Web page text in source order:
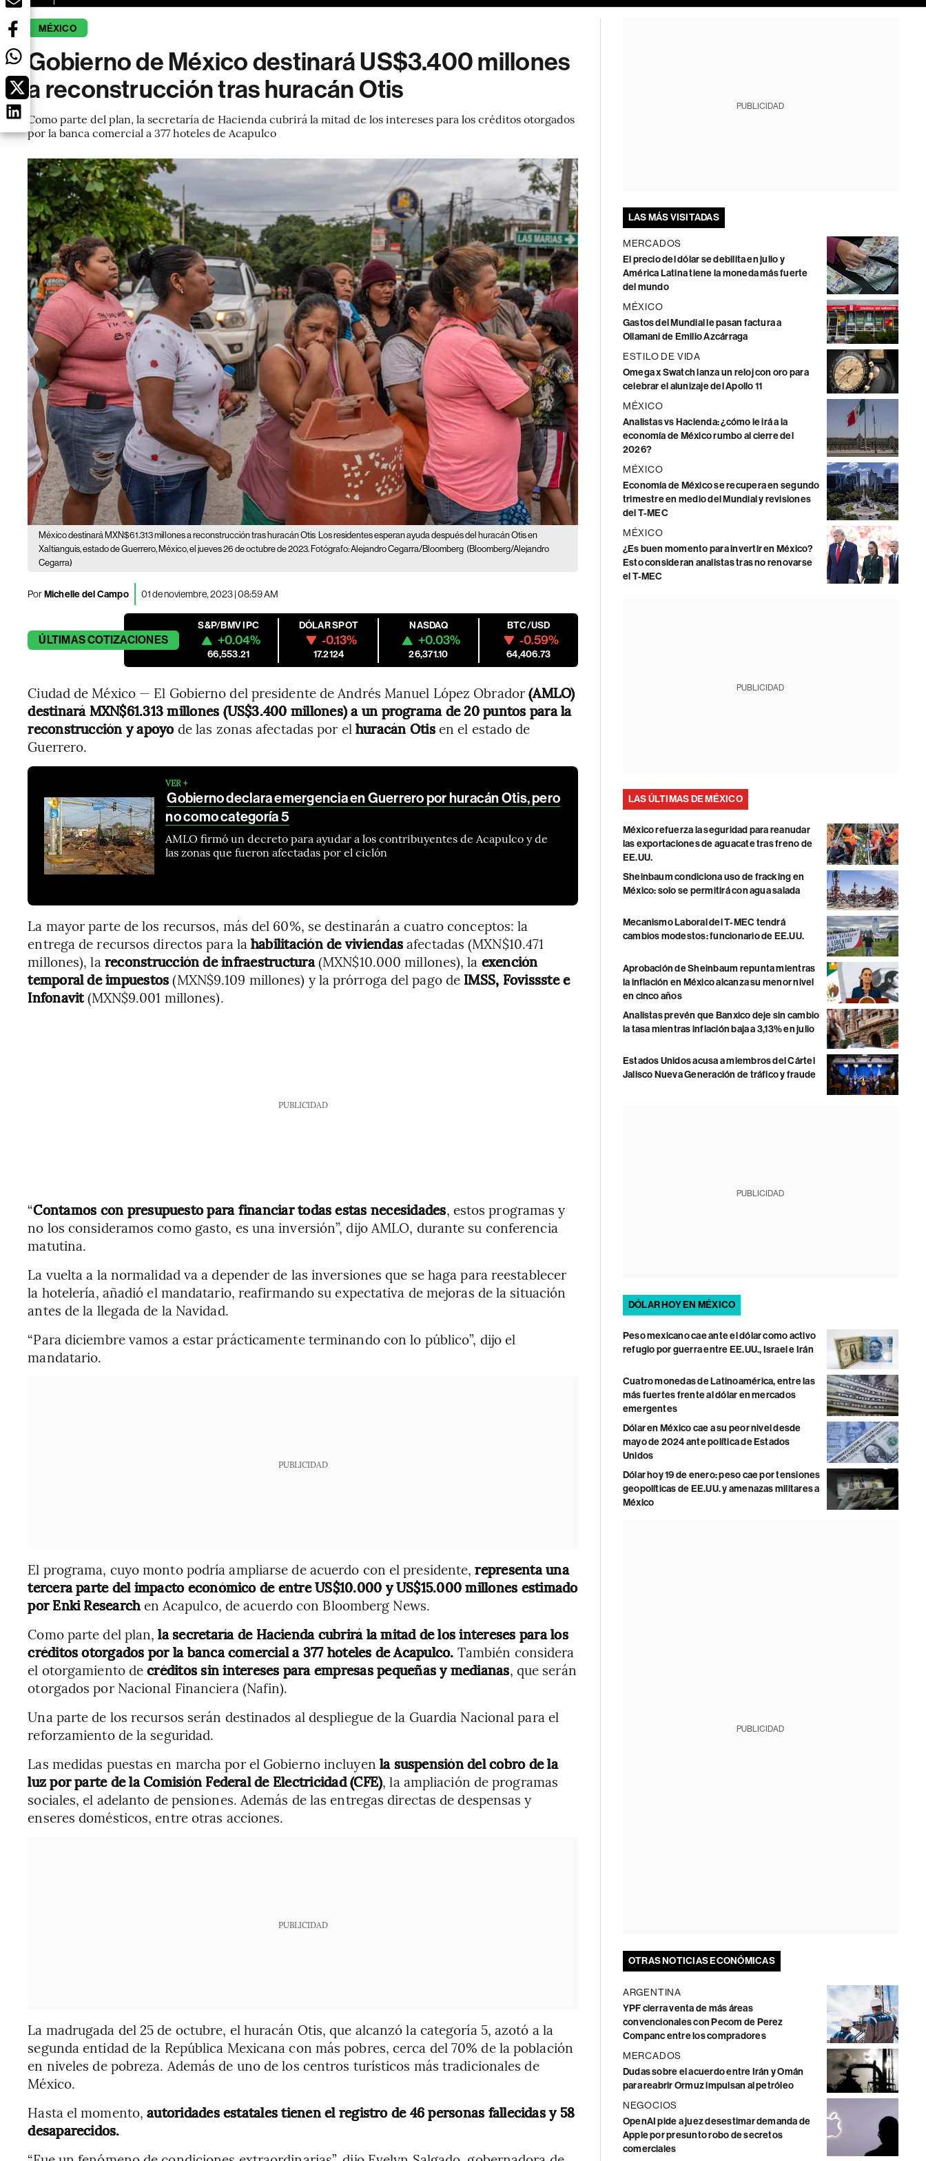
MÉXICO
Gobierno de México destinará US$3.400 millones
a reconstrucción tras huracán Otis
Como parte del plan, la secretaría de Hacienda cubrirá la mitad de los intereses para los créditos otorgados
por la banca comercial a 377 hoteles de Acapulco
México destinará MXN$61.313 millones a reconstrucción tras huracán Otis Los residentes esperan ayuda después del huracán Otis en
Xaltianguis, estado de Guerrero, México, el jueves 26 de octubre de 2023. Fotógrafo: Alejandro Cegarra/Bloomberg (Bloomberg/Alejandro
Cegarra)
PorMichelle del Campo 01 de noviembre, 2023 | 08:59 AM
ÚLTIMASCOTIZACIONES
S&P/BMV IPC
+0.04%
66,553.21
DÓLAR SPOT
-0.13%
17.2124
NASDAQ
+0.03%
26,371.10
BTC/USD
-0.59%
64,406.73
Ciudad de México — El Gobierno del presidente de Andrés Manuel López Obrador(AMLO)
destinará MXN$61.313 millones (US$3.400 millones) a un programa de 20 puntos para la
reconstrucción y apoyode las zonas afectadas por el huracán Otisen el estado de
Guerrero.
VER +
Gobierno declara emergencia en Guerrero por huracán Otis, pero
no como categoría 5
AMLO firmó un decreto para ayudar a los contribuyentes de Acapulco y de
las zonas que fueron afectadas por el ciclón
La mayor parte de los recursos, más del 60%, se destinarán a cuatro conceptos: la
entrega de recursos directos para lahabilitación de viviendasafectadas (MXN$10.471
millones), la reconstrucción de infraestructura(MXN$10.000 millones), la exención
temporal de impuestos(MXN$9.109 millones) y la prórroga del pago de IMSS, Fovissste e
Infonavit(MXN$9.001 millones).
PUBLICIDAD
“Contamos con presupuesto para financiar todas estas necesidades, estos programas y
no los consideramos como gasto, es una inversión”, dijo AMLO, durante su conferencia
matutina.
La vuelta a la normalidad va a depender de las inversiones que se haga para reestablecer
la hotelería, añadió el mandatario, reafirmando su expectativa de mejoras de la situación
antes de la llegada de la Navidad.
“Para diciembre vamos a estar prácticamente terminando con lo público”, dijo el
mandatario.
PUBLICIDAD
El programa, cuyo monto podría ampliarse de acuerdo con el presidente,representa una
tercera parte del impacto económico de entre US$10.000 y US$15.000 millones estimado
por Enki Researchen Acapulco, de acuerdo con Bloomberg News.
Como parte del plan,la secretaría de Hacienda cubrirá la mitad de los intereses para los
créditos otorgados por la banca comercial a 377 hoteles de Acapulco. También considera
el otorgamiento decréditos sin intereses para empresas pequeñas y medianas, que serán
otorgados por Nacional Financiera (Nafin).
Una parte de los recursos serán destinados al despliegue de la Guardia Nacional para el
reforzamiento de la seguridad.
Las medidas puestas en marcha por el Gobierno incluyen la suspensión del cobro de la
luz por parte de la Comisión Federal de Electricidad (CFE), la ampliación de programas
sociales, el adelanto de pensiones. Además de las entregas directas de despensas y
enseres domésticos, entre otras acciones.
PUBLICIDAD
La madrugada del 25 de octubre, el huracán Otis, que alcanzó la categoría 5, azotó a la
segunda entidad de la República Mexicana con más pobres, cerca del 70% de la población
en niveles de pobreza. Además de uno de los centros turísticos más tradicionales de
México.
Hasta el momento,autoridades estatales tienen el registro de 46 personas fallecidas y 58
desaparecidos.
PUBLICIDAD
LAS MÁS VISITADAS
MERCADOS
El precio del dólar se debilita en julio y
América Latina tiene la moneda más fuerte
del mundo
MÉXICO
Gastos del Mundial le pasan factura a
Ollamani de Emilio Azcárraga
ESTILO DE VIDA
Omega x Swatch lanza un reloj con oro para
celebrar el alunizaje del Apollo 11
MÉXICO
Analistas vs Hacienda: ¿cómo le irá a la
economía de México rumbo al cierre del
2026?
MÉXICO
Economía de México se recupera en segundo
trimestre en medio del Mundial y revisiones
del T-MEC
MÉXICO
¿Es buen momento para invertir en México?
Esto consideran analistas tras no renovarse
el T-MEC
PUBLICIDAD
LAS ÚLTIMAS DE MÉXICO
México refuerza la seguridad para reanudar
las exportaciones de aguacate tras freno de
EE.UU.
Sheinbaum condiciona uso de fracking en
México: solo se permitirá con agua salada
Mecanismo Laboral del T-MEC tendrá
cambios modestos: funcionario de EE.UU.
Aprobación de Sheinbaum repunta mientras
la inflación en México alcanza su menor nivel
en cinco años
Analistas prevén que Banxico deje sin cambio
la tasa mientras inflación baja a 3,13% en julio
Estados Unidos acusa a miembros del Cártel
Jalisco Nueva Generación de tráfico y fraude
PUBLICIDAD
DÓLAR HOY EN MÉXICO
Peso mexicano cae ante el dólar como activo
refugio por guerra entre EE.UU., Israel e Irán
Cuatro monedas de Latinoamérica, entre las
más fuertes frente al dólar en mercados
emergentes
Dólar en México cae a su peor nivel desde
mayo de 2024 ante política de Estados
Unidos
Dólar hoy 19 de enero: peso cae por tensiones
geopolíticas de EE.UU. y amenazas militares a
México
PUBLICIDAD
OTRAS NOTICIAS ECONÓMICAS
ARGENTINA
YPF cierra venta de más áreas
convencionales con Pecom de Perez
Companc entre los compradores
MERCADOS
Dudas sobre el acuerdo entre Irán y Omán
para reabrir Ormuz impulsan al petróleo
NEGOCIOS
OpenAI pide a juez desestimar demanda de
Apple por presunto robo de secretos
comerciales